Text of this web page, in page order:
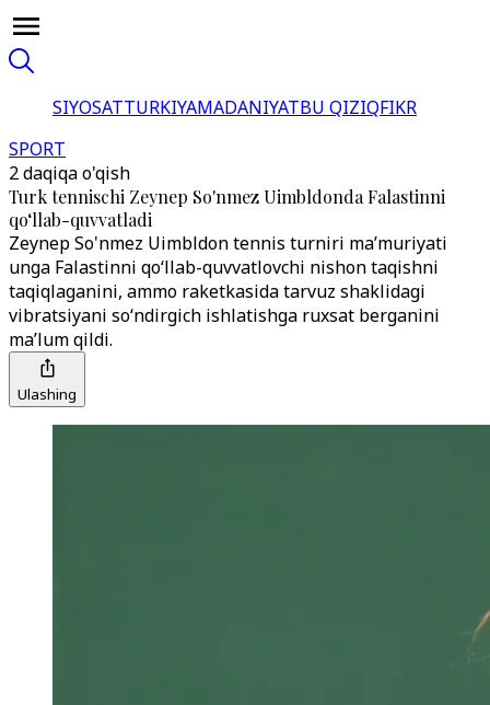
SIYOSATTURKIYAMADANIYATBU QIZIQFIKR
SPORT
2 daqiqa o'qish
Turk tennischi Zeynep So'nmez Uimbldonda Falastinni
qo‘llab-quvvatladi
Zeynep So'nmez Uimbldon tennis turniri ma’muriyati
unga Falastinni qo‘llab-quvvatlovchi nishon taqishni
taqiqlaganini, ammo raketkasida tarvuz shaklidagi
vibratsiyani so‘ndirgich ishlatishga ruxsat berganini
ma’lum qildi.
Ulashing